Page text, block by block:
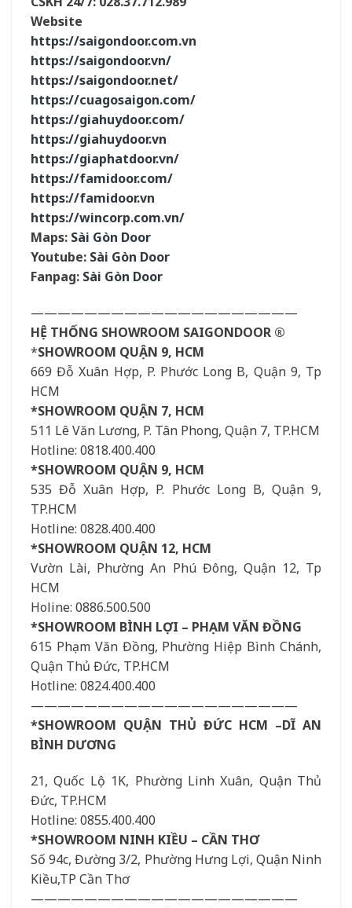
Website
https://saigondoor.com.vn
https://saigondoor.vn/
https://saigondoor.net/
https://cuagosaigon.com/
https://giahuydoor.com/
https://giahuydoor.vn
https://giaphatdoor.vn/
https://famidoor.com/
https://famidoor.vn
https://wincorp.com.vn/
Maps: Sài Gòn Door
Youtube: Sài Gòn Door
Fanpag: Sài Gòn Door
————————————————————
HỆ THỐNG SHOWROOM SAIGONDOOR ®
*SHOWROOM QUẬN 9, HCM
669 Đỗ Xuân Hợp, P. Phước Long B, Quận 9, Tp
HCM
*SHOWROOM QUẬN 7, HCM
511 Lê Văn Lương, P. Tân Phong, Quận 7, TP.HCM
Hotline: 0818.400.400
*SHOWROOM QUẬN 9, HCM
535 Đỗ Xuân Hợp, P. Phước Long B, Quận 9,
TP.HCM
Hotline: 0828.400.400
*SHOWROOM QUẬN 12, HCM
Vườn Lài, Phường An Phú Đông, Quận 12, Tp
HCM
Holine: 0886.500.500
*SHOWROOM BÌNH LỢI – PHẠM VĂN ĐỒNG
615 Phạm Văn Đồng, Phường Hiệp Bình Chánh,
Quận Thủ Đức, TP.HCM
Hotline: 0824.400.400
————————————————————
*SHOWROOM QUẬN THỦ ĐỨC HCM –DĨ AN
BÌNH DƯƠNG
21, Quốc Lộ 1K, Phường Linh Xuân, Quận Thủ
Đức, TP.HCM
Hotline: 0855.400.400
*SHOWROOM NINH KIỀU – CẦN THƠ
Số 94c, Đường 3/2, Phường Hưng Lợi, Quận Ninh
Kiều,TP Cần Thơ
————————————————————